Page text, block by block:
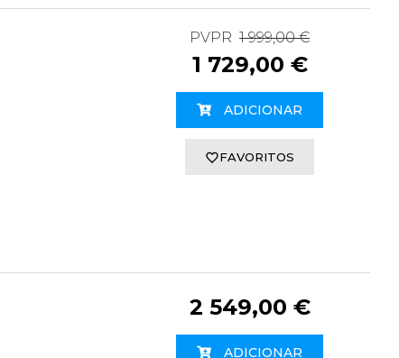
PVPR 1 999,00 €
1 729,00 €
ADICIONAR
FAVORITOS
2 549,00 €
ADICIONAR